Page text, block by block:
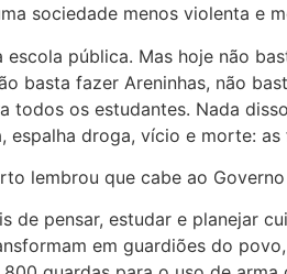
sociedade menos violenta e
escola pública. Mas hoje não
basta fazer Areninhas, não
todos os estudantes. Nada
espalha droga, vício e morte: as
lembrou que cabe ao
de pensar, estudar e planejar
em guardiões do